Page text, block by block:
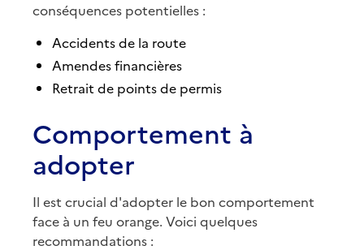
conséquences potentielles :
Accidents de la route
Amendes financières
Retrait de points de permis
Comportement à
adopter
Il est crucial d'adopter le bon comportement
face à un feu orange. Voici quelques
recommandations :